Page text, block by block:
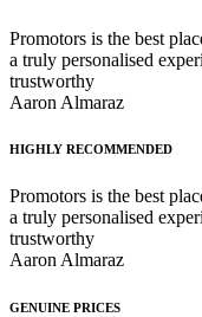
Promotors is the best
a truly personalised
trustworthy
Aaron Almaraz
HIGHLY RECOMMENDED
Promotors is the best
a truly personalised
trustworthy
Aaron Almaraz
GENUINE PRICES